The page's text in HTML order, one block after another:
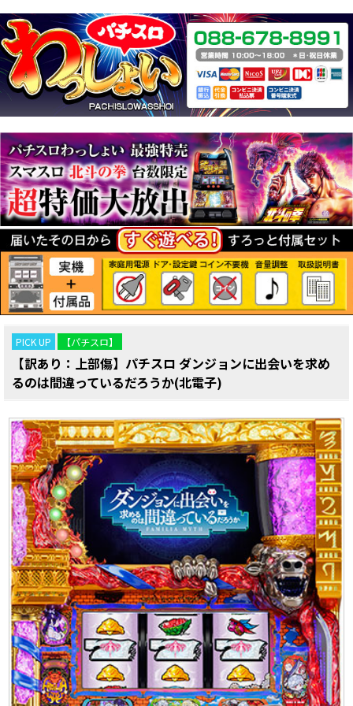
PICK UP 【パチスロ】
【訳あり：上部傷】パチスロ ダンジョンに出会いを求め
るのは間違っているだろうか(北電子)